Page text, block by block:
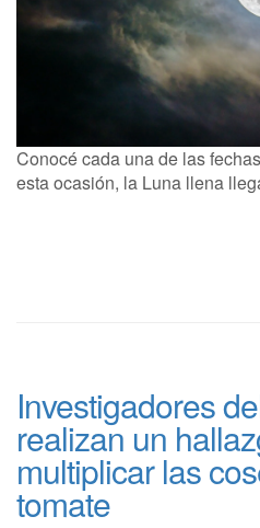
Conocé cada una de las
esta ocasión, la Luna llena
Investigadores
realizan un
multiplicar las
tomate